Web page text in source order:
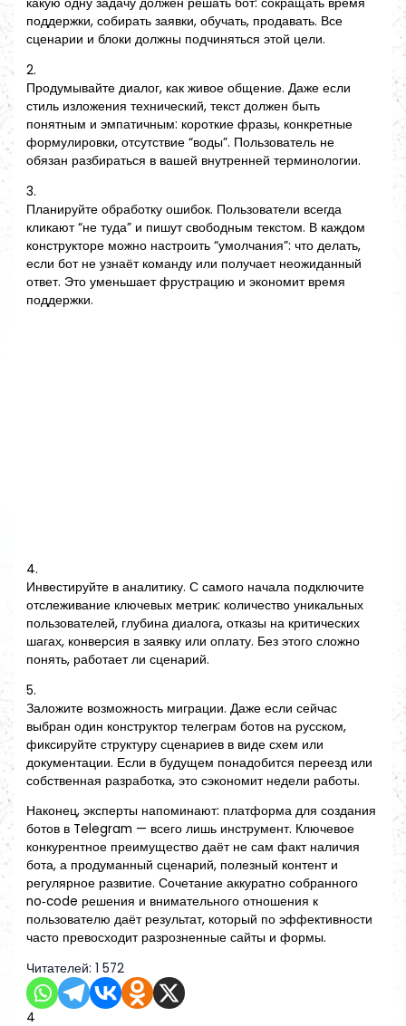
поддержки, собирать заявки, обучать, продавать. Все
сценарии и блоки должны подчиняться этой цели.
2.
Продумывайте диалог, как живое общение. Даже если
стиль изложения технический, текст должен быть
понятным и эмпатичным: короткие фразы, конкретные
формулировки, отсутствие “воды”. Пользователь не
обязан разбираться в вашей внутренней терминологии.
3.
Планируйте обработку ошибок. Пользователи всегда
кликают “не туда” и пишут свободным текстом. В каждом
конструкторе можно настроить “умолчания”: что делать,
если бот не узнаёт команду или получает неожиданный
ответ. Это уменьшает фрустрацию и экономит время
поддержки.
4.
Инвестируйте в аналитику. С самого начала подключите
отслеживание ключевых метрик: количество уникальных
пользователей, глубина диалога, отказы на критических
шагах, конверсия в заявку или оплату. Без этого сложно
понять, работает ли сценарий.
5.
Заложите возможность миграции. Даже если сейчас
выбран один конструктор телеграм ботов на русском,
фиксируйте структуру сценариев в виде схем или
документации. Если в будущем понадобится переезд или
собственная разработка, это сэкономит недели работы.
Наконец, эксперты напоминают: платформа для создания
ботов в Telegram — всего лишь инструмент. Ключевое
конкурентное преимущество даёт не сам факт наличия
бота, а продуманный сценарий, полезный контент и
регулярное развитие. Сочетание аккуратно собранного
no‑code решения и внимательного отношения к
пользователю даёт результат, который по эффективности
часто превосходит разрозненные сайты и формы.
Читателей: 1 572
4